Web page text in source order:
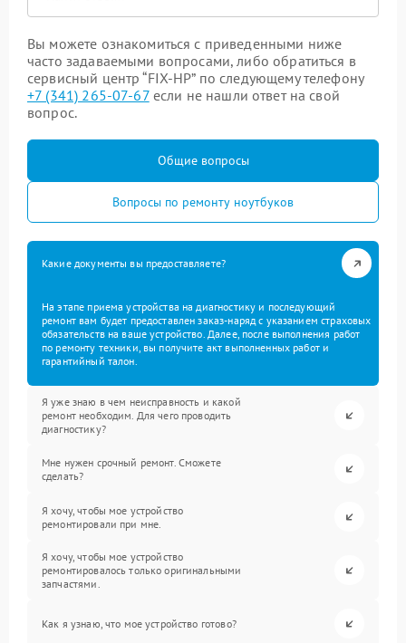
Вы можете ознакомиться с приведенными ниже
часто задаваемыми вопросами, либо обратиться в
сервисный центр “FIX-HP” по следующему телефону
+7 (341) 265-07-67если не нашли ответ на свой
вопрос.
Общие вопросы
Вопросы по ремонту ноутбуков
Какие документы вы предоставляете?
На этапе приема устройства на диагностику и последующий
ремонт вам будет предоставлен заказ-наряд с указанием страховых
обязательств на ваше устройство. Далее, после выполнения работ
по ремонту техники, вы получите акт выполненных работ и
гарантийный талон.
Я уже знаю в чем неисправность и какой
ремонт необходим. Для чего проводить
диагностику?
Мне нужен срочный ремонт. Сможете
сделать?
Я хочу, чтобы мое устройство
ремонтировали при мне.
Я хочу, чтобы мое устройство
ремонтировалось только оригинальными
запчастями.
Как я узнаю, что мое устройство готово?